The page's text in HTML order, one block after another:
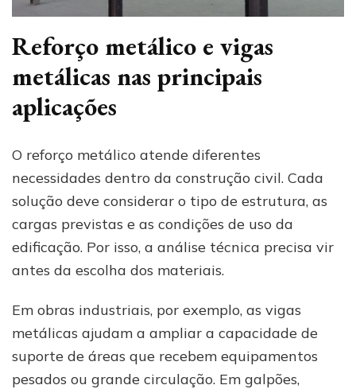
Reforço metálico e vigas
metálicas nas principais
aplicações
O reforço metálico atende diferentes
necessidades dentro da construção civil. Cada
solução deve considerar o tipo de estrutura, as
cargas previstas e as condições de uso da
edificação. Por isso, a análise técnica precisa vir
antes da escolha dos materiais.
Em obras industriais, por exemplo, as vigas
metálicas ajudam a ampliar a capacidade de
suporte de áreas que recebem equipamentos
pesados ou grande circulação. Em galpões,